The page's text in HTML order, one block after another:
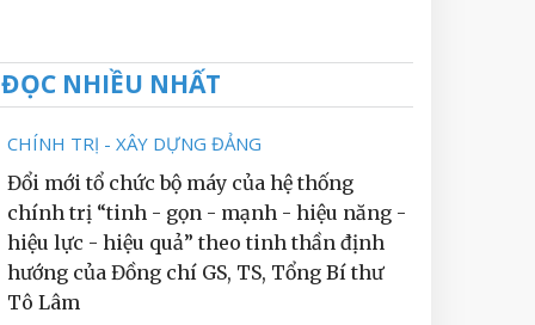
ĐỌC NHIỀU NHẤT
CHÍNH TRỊ - XÂY DỰNG ĐẢNG
Đổi mới tổ chức bộ máy của hệ thống
chính trị “tinh - gọn - mạnh - hiệu năng -
hiệu lực - hiệu quả” theo tinh thần định
hướng của Đồng chí GS, TS, Tổng Bí thư
Tô Lâm